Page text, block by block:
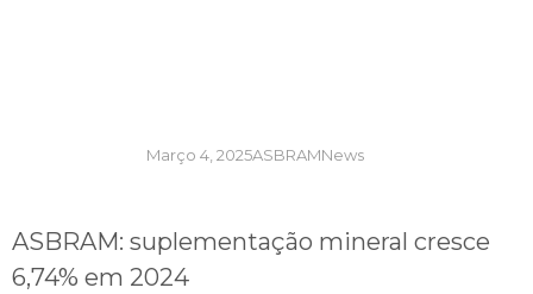
Março 4, 2025ASBRAMNews
ASBRAM: suplementação mineral cresce
6,74% em 2024